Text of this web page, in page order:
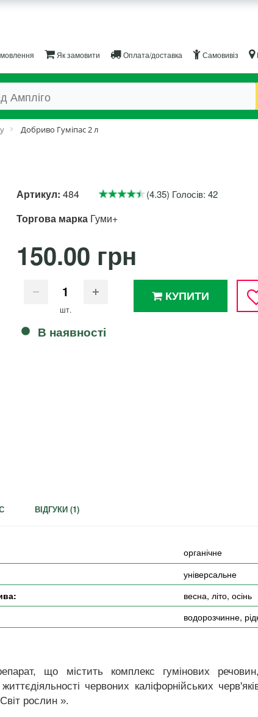
Як замовити Оплата/доставка Самовивіз
Добриво Гуміпас 2 л
Артикул: 484 (4.35) Голосів: 42
Торгова марка Гуми+
150.00 грн
шт.
КУПИТИ
В наявності
ВІДГУКИ (1)
органічне
універсальне
весна, літо, осінь
водорозчинне,
що містить комплекс гумінових
червоних каліфорнійських
рослин ».